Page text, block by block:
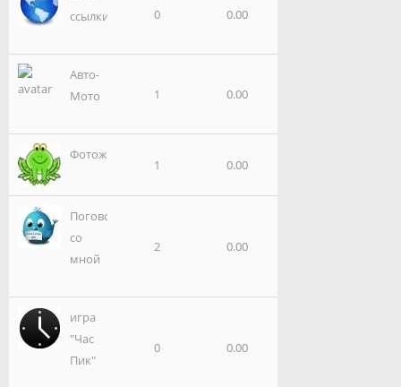
ссылки
0 0.00
Авто-
Мото
1 0.00
Фотожаба
1 0.00
Поговори
со
мной
2 0.00
игра
"Час
Пик"
0 0.00